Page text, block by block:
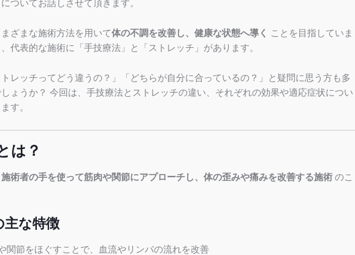
ついてお話しさせて頂きます。
ざまな施術方法を用いて体の不調を改善し、健康な状態へ導く ことを目指していま
代表的な施術に「手技療法」と「ストレッチ」があります。
トレッチってどう違うの？」「どちらが自分に合っているの？」と疑問に思う方も多
ょうか？ 今回は、手技療法とストレッチの違い、それぞれの効果や適応症状につい
す。
は？
施術者の手を使って筋肉や関節にアプローチし、体の歪みや痛みを改善する施術 のこ
主な特徴
関節をほぐすことで、血流やリンパの流れを改善